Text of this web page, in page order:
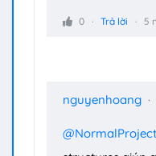
0 Trả lời 5
nguyenhoang